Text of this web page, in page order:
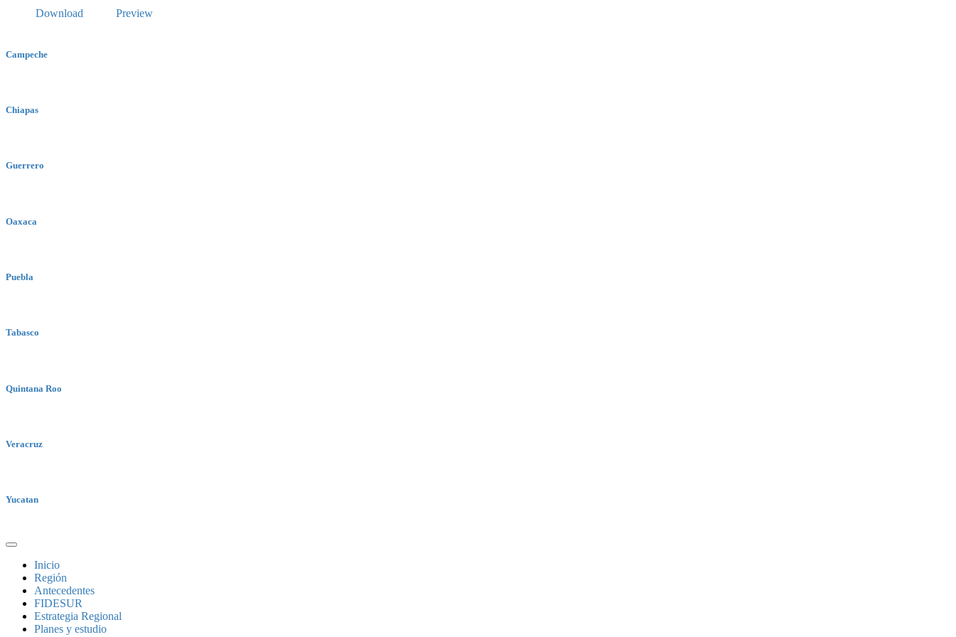
Download Preview
Campeche
Chiapas
Guerrero
Oaxaca
Puebla
Tabasco
Quintana Roo
Veracruz
Yucatan
Inicio
Región
Antecedentes
FIDESUR
Estrategia Regional
Planes y estudio